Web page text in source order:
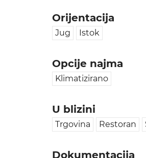
Orijentacija
Jug Istok
Opcije najma
Klimatizirano
U blizini
Trgovina Restoran
Dokumentacija